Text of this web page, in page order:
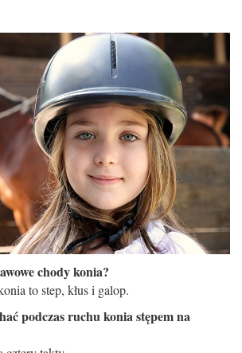
chody konia?
to step, kłus i galop.
podczas ruchu konia stępem na